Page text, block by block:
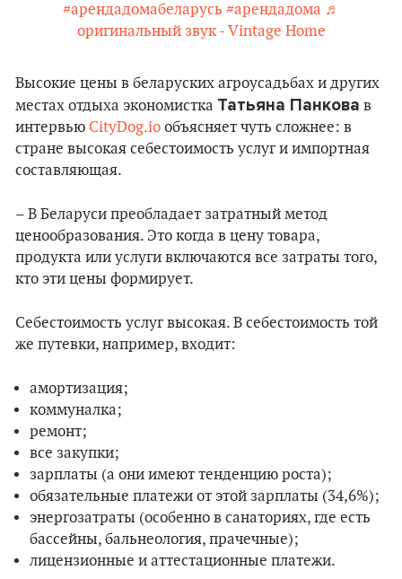
#арендадомабеларусь #арендадома ♬
оригинальный звук - Vintage Home
Высокие цены в беларуских агроусадьбах и других
местах отдыха экономистка Татьяна Панкова в
интервью CityDog.io объясняет чуть сложнее: в
стране высокая себестоимость услуг и импортная
составляющая.
– В Беларуси преобладает затратный метод
ценообразования. Это когда в цену товара,
продукта или услуги включаются все затраты того,
кто эти цены формирует.
Себестоимость услуг высокая. В себестоимость той
же путевки, например, входит:
амортизация;
коммуналка;
ремонт;
все закупки;
зарплаты (а они имеют тенденцию роста);
обязательные платежи от этой зарплаты (34,6%);
энергозатраты (особенно в санаториях, где есть
бассейны, бальнеология, прачечные);
лицензионные и аттестационные платежи.